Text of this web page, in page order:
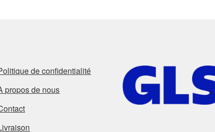
de confidentialité
propos de nous